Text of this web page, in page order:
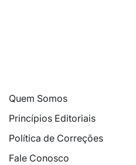
Quem Somos
Princípios Editoriais
Política de Correções
Fale Conosco